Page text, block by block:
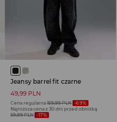
Jeansy barrel fit czarne
49,99 PLN
Cena regularna159,99 PLN -69%
Najniższa cena z 30 dni przed obniżką
59,99 PLN -17%